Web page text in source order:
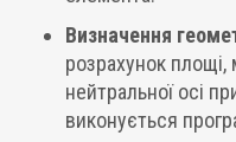
Визначення
розрахунок площі,
нейтральної осі
виконується